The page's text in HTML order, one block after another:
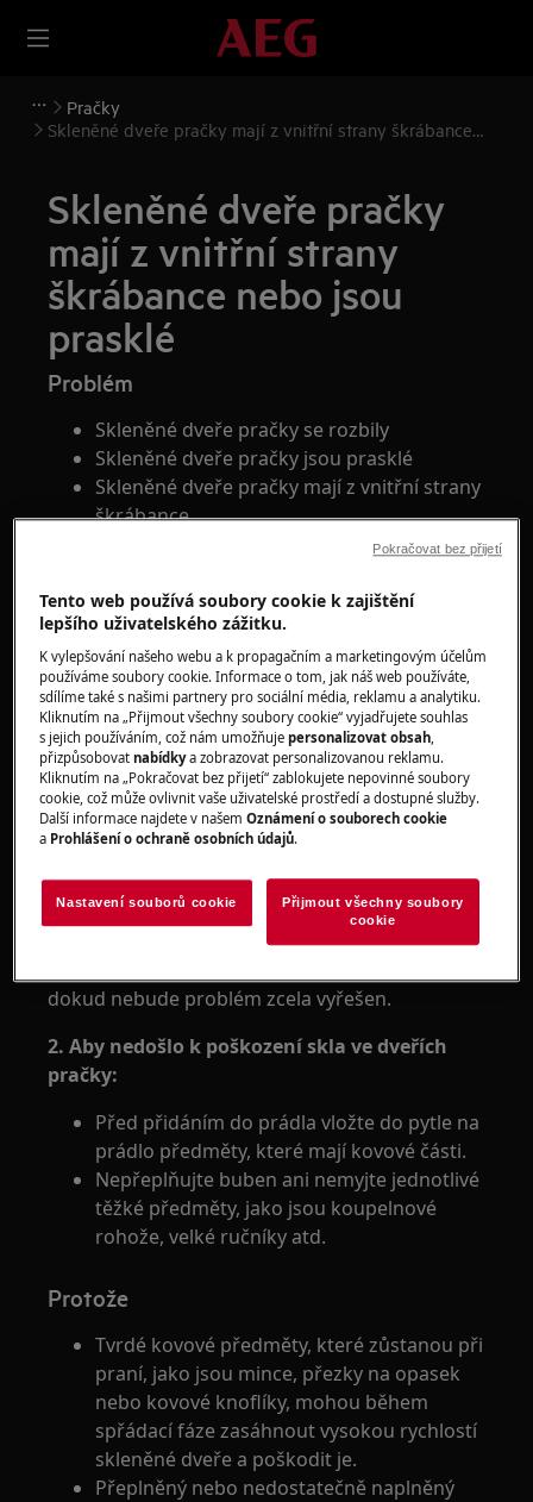
Pračky
Skleněné dveře pračky mají z vnitřní strany škrábance
Skleněné dveře pračky
mají z vnitřní strany
škrábance nebo jsou
prasklé
Problém
Skleněné dveře pračky se rozbily
Skleněné dveře pračky jsou prasklé
Skleněné dveře pračky mají z vnitřní strany
škrábance
Pračka s čelním nakladačem (integrovaná
a volně stojící)
Pračka
Řešení
1. Kontaktujte autorizované servisní
středisko.
pračky doporučujeme požádat o návštěvu
servisního technika.
dokud nebude problém zcela vyřešen.
2. Aby nedošlo k poškození skla ve dveřích
pračky:
Před přidáním do prádla vložte do pytle na
prádlo předměty, které mají kovové části.
Nepřeplňujte buben ani nemyjte jednotlivé
těžké předměty, jako jsou koupelnové
rohože, velké ručníky atd.
Protože
Tvrdé kovové předměty, které zůstanou při
praní, jako jsou mince, přezky na opasek
nebo kovové knoflíky, mohou během
spřádací fáze zasáhnout vysokou rychlostí
skleněné dveře a poškodit je.
Přeplněný nebo nedostatečně naplněný
Tento web používá soubory cookie k zajištění
lepšího uživatelského zážitku.
K vylepšování našeho webu a k propagačním a marketingovým účelům
používáme soubory cookie. Informace o tom, jak náš web používáte,
sdílíme také s našimi partnery pro sociální média, reklamu a analytiku.
Kliknutím na „Přijmout všechny soubory cookie“ vyjadřujete souhlas
s jejich používáním, což nám umožňujepersonalizovat obsah,
přizpůsobovatnabídkya zobrazovat personalizovanou reklamu.
Kliknutím na „Pokračovat bez přijetí“ zablokujete nepovinné soubory
cookie, což může ovlivnit vaše uživatelské prostředí a dostupné služby.
Další informace najdete v našemOznámení o souborech cookie
a Prohlášení o ochraně osobních údajů.
Nastavení souborů cookie
Přijmout všechny soubory
cookie
Pokračovat bez přijetí